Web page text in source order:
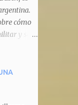
cómo
y se
En
tero,